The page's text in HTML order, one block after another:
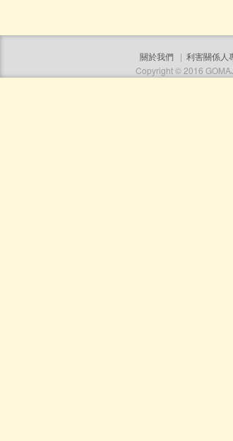
關於我們 | 利害關係人
Copyright © 2016